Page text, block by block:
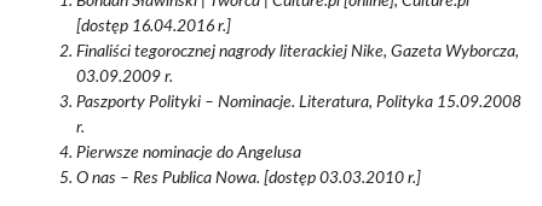
[dostęp 16.04.2016 r.]
Finaliści tegorocznej nagrody literackiej Nike, Gazeta Wyborcza,
03.09.2009 r.
Paszporty Polityki – Nominacje. Literatura, Polityka 15.09.2008
r.
Pierwsze nominacje do Angelusa
O nas – Res Publica Nowa. [dostęp 03.03.2010 r.]